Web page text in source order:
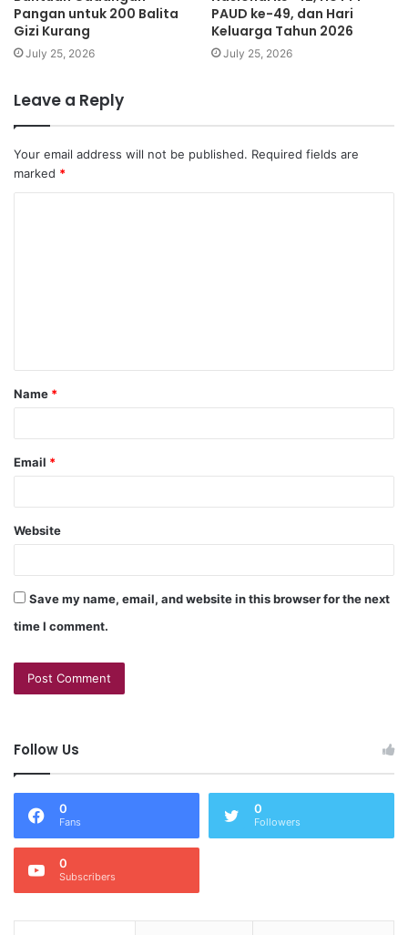
Pangan untuk 200 Balita
Gizi Kurang
July 25, 2026
PAUD ke-49, dan Hari
Keluarga Tahun 2026
July 25, 2026
Leave a Reply
Your email address will not be published. Required fields are
marked *
Name *
Email *
Website
Save my name, email, and website in this browser for the next
time I comment.
Follow Us
0
Fans
0
Followers
0
Subscribers